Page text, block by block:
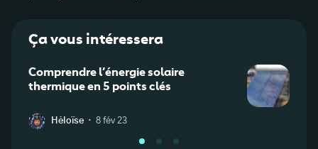
Ça vous intéressera
Comprendre l’énergie solaire
thermique en 5 points clés
Héloïse · 8 fév 23